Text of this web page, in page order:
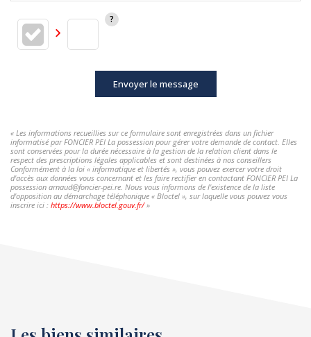
Envoyer le message
« Les informations recueillies sur ce formulaire sont enregistrées dans un fichier
informatisé par FONCIER PEI La possession pour gérer votre demande de contact. Elles
sont conservées pour la durée nécessaire à la gestion de la relation client dans le
respect des prescriptions légales applicables et sont destinées à nos conseillers
Conformément à la loi « informatique et libertés », vous pouvez exercer votre droit
d'accès aux données vous concernant et les faire rectifier en contactant FONCIER PEI La
possession arnaud@foncier-pei.re. Nous vous informons de l'existence de la liste
d'opposition au démarchage téléphonique « Bloctel », sur laquelle vous pouvez vous
inscrire ici : https://www.bloctel.gouv.fr/»